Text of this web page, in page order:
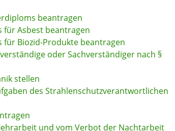
beantragen
für Asbest beantragen
für Biozid-Produkte beantragen
oder Sachverständiger nach §
stellen
des Strahlenschutzverantwortlichen
und vom Verbot der Nachtarbeit